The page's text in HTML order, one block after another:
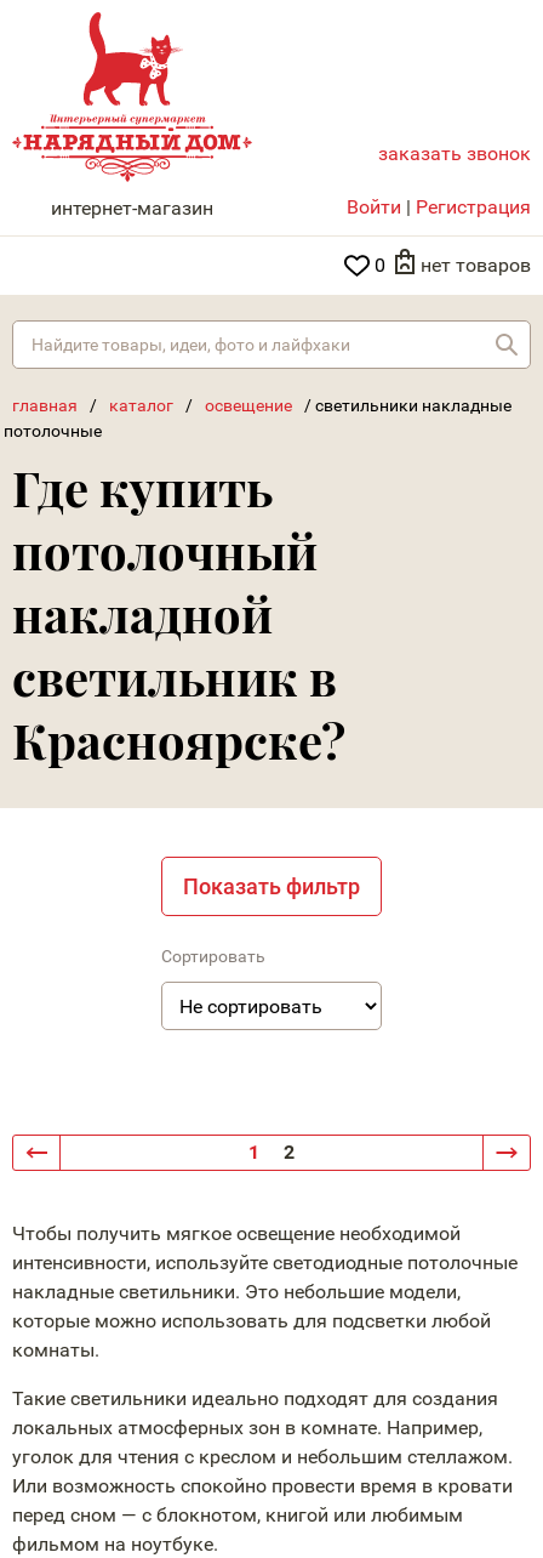
НАРЯДНЫЙ ДОМ
интернет-магазин
заказать звонок
Войти | Регистрация
0 нет товаров
главная / каталог / освещение /светильники накладные
потолочные
Где купить
потолочный
накладной
светильник в
Красноярске?
1 2
Чтобы получить мягкое освещение необходимой
интенсивности, используйте светодиодные потолочные
накладные светильники. Это небольшие модели,
которые можно использовать для подсветки любой
комнаты.
Такие светильники идеально подходят для создания
локальных атмосферных зон в комнате. Например,
уголок для чтения с креслом и небольшим стеллажом.
Или возможность спокойно провести время в кровати
перед сном — с блокнотом, книгой или любимым
фильмом на ноутбуке.
Показать фильтр
Сортировать